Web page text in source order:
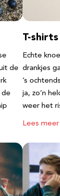
de
de
T-
Echte
drankjes
’s
ja, zo’n
weer het
Lees meer